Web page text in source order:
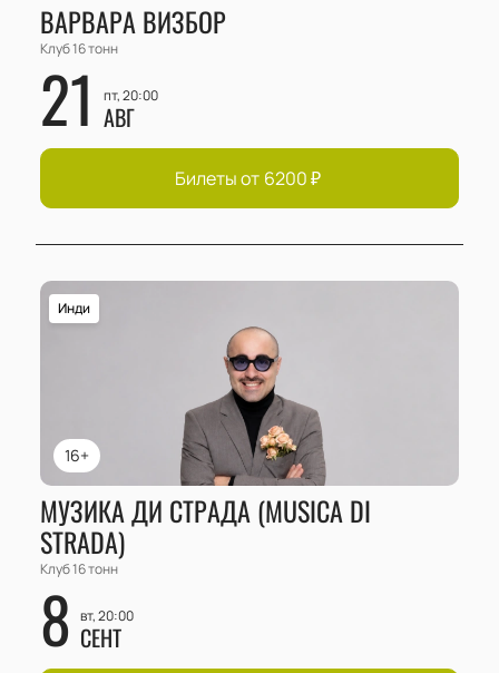
ВАРВАРА ВИЗБОР
Клуб 16 тонн
21 пт, 20:00
АВГ
Билеты от 6200₽
16+
Инди
МУЗИКА ДИ СТРАДА (MUSICA DI
STRADA)
Клуб 16 тонн
8 вт, 20:00
СЕНТ